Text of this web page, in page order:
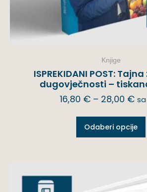
Knjige
ISPREKIDANI POST:
dugovječnosti –
16,80 € – 28,00 € sa
Odaberi opcije